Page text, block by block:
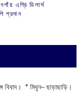
এগ্রি ডিলার্স
প্রদান
বিবাদ। * মিথুন– ছাড়াছাড়ি।